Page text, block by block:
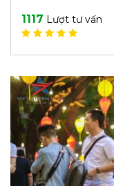
1117 Lượt tư vấn